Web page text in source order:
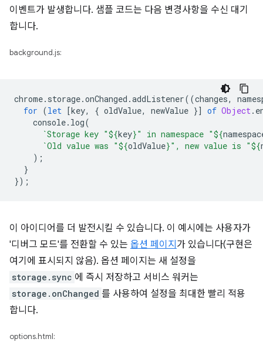
이벤트가 발생합니다. 샘플 코드는 다음 변경사항을 수신 대기
합니다.
background.js:
chrome. storage.onChanged .addListener((changes,
for (let [key, { oldValue, newValue }] of Object.
console. log(
`Storage key "${key}" in namespace "${
`Old value was "${oldValue}", new value is "${
);
}
});
이 아이디어를 더 발전시킬 수 있습니다. 이 예시에는 사용자가
'디버그 모드'를 전환할 수 있는 옵션 페이지 가 있습니다(구현은
여기에 표시되지 않음). 옵션 페이지는 새 설정을
storage.sync 에 즉시 저장하고 서비스 워커는
storage.onChanged 를 사용하여 설정을 최대한 빨리 적용
합니다.
options.html: